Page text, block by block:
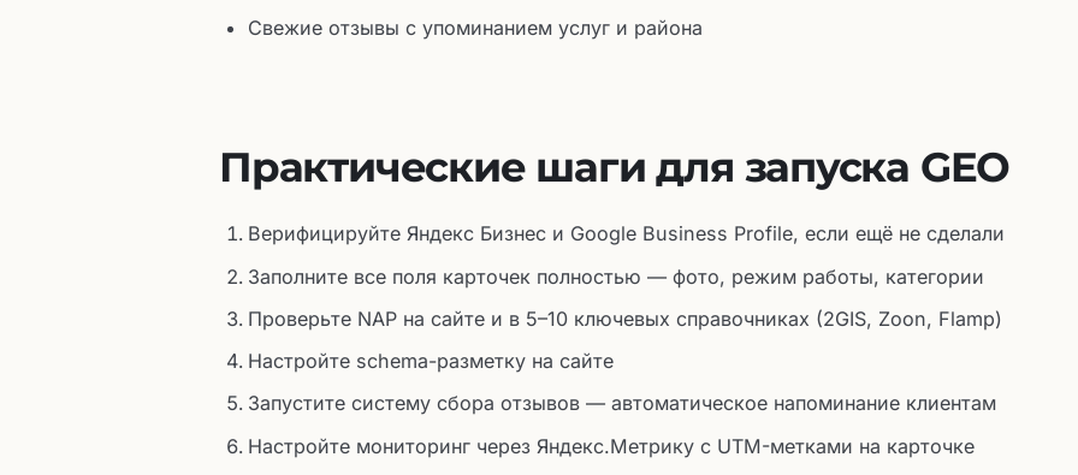
Свежие отзывы с упоминанием услуг и района
Практические шаги для запуска GEO
Верифицируйте Яндекс Бизнес и Google Business Profile, если ещё не сделали
Заполните все поля карточек полностью — фото, режим работы, категории
Проверьте NAP на сайте и в 5–10 ключевых справочниках (2GIS, Zoon, Flamp)
Настройте schema-разметку на сайте
Запустите систему сбора отзывов — автоматическое напоминание клиентам
Настройте мониторинг через Яндекс.Метрику с UTM-метками на карточке